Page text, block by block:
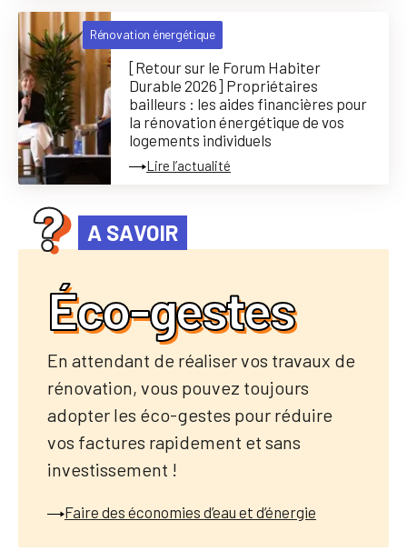
[Retour sur le Forum Habiter
Durable 2026] Propriétaires
bailleurs : les aides financières pour
la rénovation énergétique de vos
logements individuels
Rénovation énergétique
Lire l’actualité
A SAVOIR
Éco-gestes
En attendant de réaliser vos travaux de
rénovation, vous pouvez toujours
adopter les éco-gestes pour réduire
vos factures rapidement et sans
investissement !
Faire des économies d’eau et d’énergie